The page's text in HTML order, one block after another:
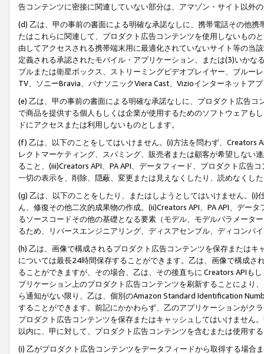
告コンテンツに密接に関連していない部分は、アマゾン・サイト以外
(d) 乙は、甲の事前の書面による明確な承諾なしに、携帯電話その他
たはこれらに関連して、プロダクト広告コンテンツを使用しないもの
由してアクセスされる携帯端末用に最適化されていないサイト等の当
定義される承認されたモバイル・アプリケーション、または(3)いか
ブルまたは衛星ボックス、ストリーミングビデオプレイヤー、ブルー
TV、ソニーBravia、パナソニックViera Cast、Vizioインターネットア
(e) 乙は、甲の事前の書面による明確な承諾なしに、プロダクト広告
で商品を提供する個人もしくは企業が使用するためのソフトウェアも
ドにアクセスまたは利用しないものとします。
(f) 乙は、以下のことをしてはいけません。(i)方法を問わず、Creators
レクトマーケティング、スパミング、販売者または顧客が希望しない
ること、(iii)Creators API、PA API、データフィード、プロダクト広告
一切の表示を、削除、隠蔽、変更または見えなくしたり、読めなくし
(g) 乙は、以下のことをしたり、またはしようとしてはいけません。
ん、修復その他二次的成果物の作成。(ii)Creators API、PA API、デー
るソースコードその他の基礎となる要素（モデル、モデルパラメータ
るため、リバースエンジニアリング、ディスアセンブル、ディコンパ
(h) 乙は、画像で構成されるプロダクト広告コンテンツを保存または
については最長24時間保存することができます。乙は、画像で構成
ることができますが、その場合、乙は、その後直ちに Creators APIも
プリケーション上のプロダクト広告コンテンツを刷新することにより
ら通知がない限り、乙は、個別のAmazon Standard Identification
することができます。前記にかかわらず、乙のアプリケーションがク
プロダクト広告コンテンツを保存またはキャッシュしてはいけません
以内に、甲に対して、プロダクト広告コンテンツを含むまたは使用す
(i) 乙がプロダクト広告コンテンツをデータフィードから取得する場合